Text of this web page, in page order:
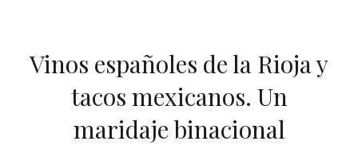
Vinos españoles de la Rioja y
tacos mexicanos. Un
maridaje binacional